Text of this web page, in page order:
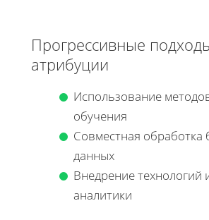
Прогрессивные
атрибуции
Использование
обучения
Совместная обработка
данных
Внедрение технологий
аналитики